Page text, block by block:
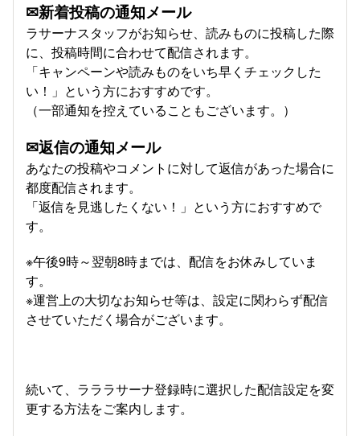
✉新着投稿の通知メール
ラサーナスタッフがお知らせ、読みものに投稿した際
に、投稿時間に合わせて配信されます。
「キャンペーンや読みものをいち早くチェックした
い！」という方におすすめです。
（一部通知を控えていることもございます。）
✉返信の通知メール
あなたの投稿やコメントに対して返信があった場合に
都度配信されます。
「返信を見逃したくない！」という方におすすめで
す。
※午後9時～翌朝8時までは、配信をお休みしていま
す。
※運営上の大切なお知らせ等は、設定に関わらず配信
させていただく場合がございます。
続いて、ラララサーナ登録時に選択した配信設定を変
更する方法をご案内します。